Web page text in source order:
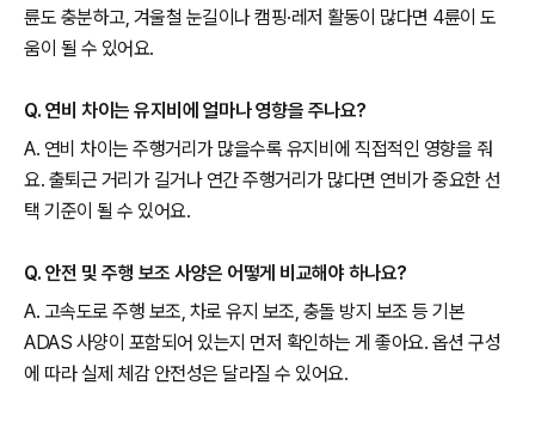
륜도 충분하고, 겨울철 눈길이나 캠핑·레저 활동이 많다면 4륜이 도
움이 될 수 있어요.
Q. 연비 차이는 유지비에 얼마나 영향을 주나요?
A. 연비 차이는 주행거리가 많을수록 유지비에 직접적인 영향을 줘
요. 출퇴근 거리가 길거나 연간 주행거리가 많다면 연비가 중요한 선
택 기준이 될 수 있어요.
Q. 안전 및 주행 보조 사양은 어떻게 비교해야 하나요?
A. 고속도로 주행 보조, 차로 유지 보조, 충돌 방지 보조 등 기본
ADAS 사양이 포함되어 있는지 먼저 확인하는 게 좋아요. 옵션 구성
에 따라 실제 체감 안전성은 달라질 수 있어요.